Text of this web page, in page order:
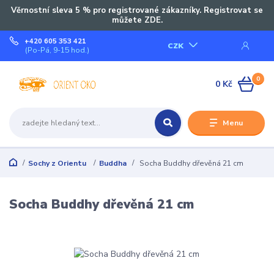
Věrnostní sleva 5 % pro registrované zákazníky. Registrovat se
můžete ZDE.
Menu
CZK
+420 605 353 421
(Po-Pá, 9-15 hod.)
0
0 Kč
Sochy z Orientu Buddha Socha Buddhy dřevěná 21 cm
Socha Buddhy dřevěná 21 cm